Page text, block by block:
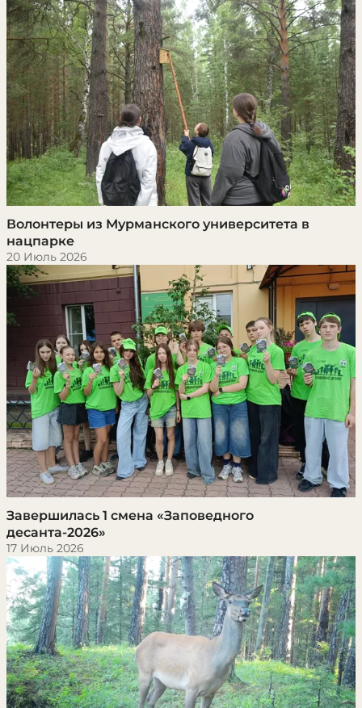
Волонтеры из Мурманского университета в
нацпарке
20 Июль 2026
Завершилась 1 смена «Заповедного
десанта-2026»
17 Июль 2026